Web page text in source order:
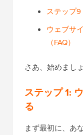
ステップ
ウェブサ
（FAQ）
さあ、始めまし
ステップ 1:
る
まず最初に、あ